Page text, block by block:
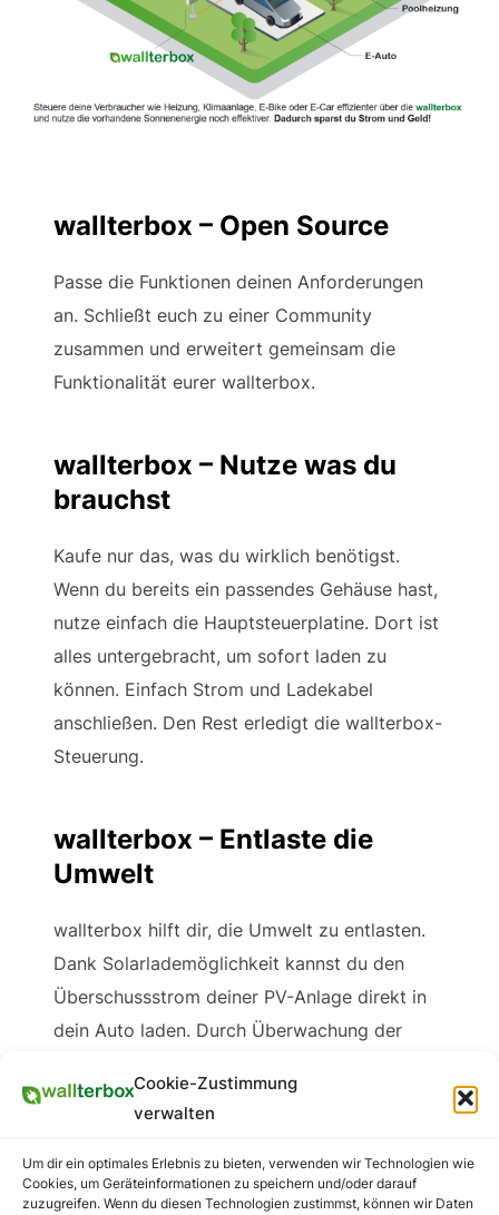
Cookie-Zustimmung
verwalten
Um dir ein optimales Erlebnis zu bieten, verwenden wir Technologien wie
Cookies, um Geräteinformationen zu speichern und/oder darauf
zuzugreifen. Wenn du diesen Technologien zustimmst, können wir Daten
wallterbox – Open Source
Passe die Funktionen deinen Anforderungen
an. Schließt euch zu einer Community
zusammen und erweitert gemeinsam die
Funktionalität eurer wallterbox.
wallterbox – Nutze was du
brauchst
Kaufe nur das, was du wirklich benötigst.
Wenn du bereits ein passendes Gehäuse hast,
nutze einfach die Hauptsteuerplatine. Dort ist
alles untergebracht, um sofort laden zu
können. Einfach Strom und Ladekabel
anschließen. Den Rest erledigt die wallterbox-
Steuerung.
wallterbox – Entlaste die
Umwelt
wallterbox hilft dir, die Umwelt zu entlasten.
Dank Solarlademöglichkeit kannst du den
Überschussstrom deiner PV-Anlage direkt in
dein Auto laden. Durch Überwachung der
keinen Strom aus dem Netz ziehen musst.
oder Spülmaschine in Betrieb hast. Der
Ladevorgang für dein Auto wird innerhalb von